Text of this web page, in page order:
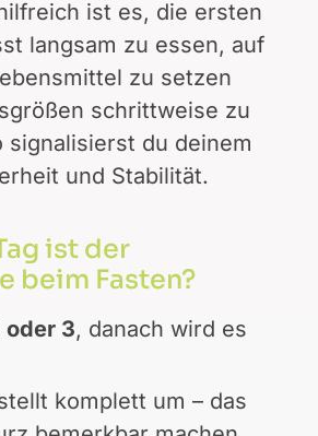
ist es, die ersten
langsam zu essen, auf
zu setzen
schrittweise zu
signalisierst du deinem
und Stabilität.
ist der
beim Fasten?
oder 3, danach wird es
komplett um – das